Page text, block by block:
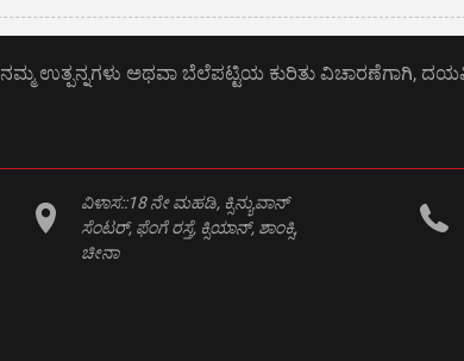
ನಮ್ಮ ಉತ್ಪನ್ನಗಳು ಅಥವಾ ಬೆಲೆಪಟ್ಟಿಯ ಕುರಿತು ವಿಚಾರಣೆಗಾಗಿ,
ವಿಳಾಸ::18 ನೇ ಮಹಡಿ, ಕ್ಸಿನ್ಯುವಾನ್
ಸೆಂಟರ್, ಫೆಂಗೆ ರಸ್ತೆ, ಕ್ಸಿಯಾನ್, ಶಾಂಕ್ಸಿ,
ಚೀನಾ